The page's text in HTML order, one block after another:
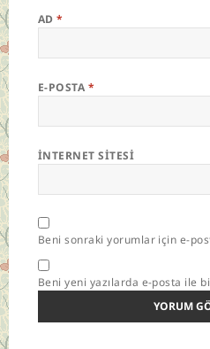
AD*
E-POSTA *
İNTERNET SITESI
Beni sonraki yorumlar için e-
Beni yeni yazılarda e-posta ile